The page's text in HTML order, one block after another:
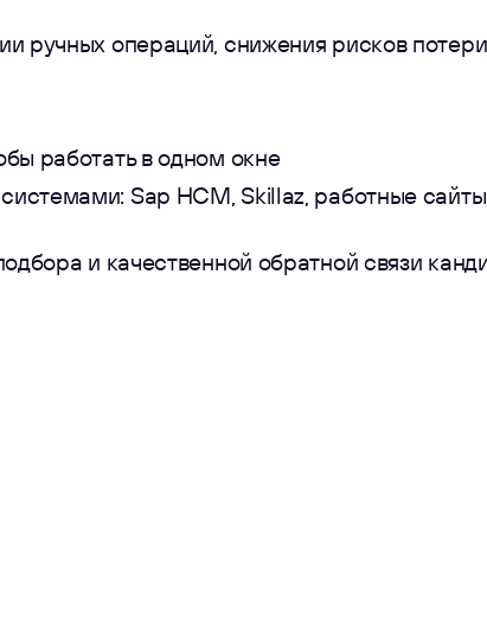
ручных операций, снижения рисков
работать в одном окне
Sap HCM, Skillaz, работные
и качественной обратной связи